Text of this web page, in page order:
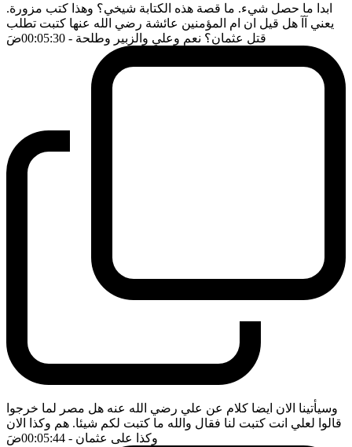
ابدا ما حصل شيء. ما قصة هذه الكتابة شيخي؟ وهذا كتب مزورة.
يعني آآ هل قيل ان ام المؤمنين عائشة رضي الله عنها كتبت تطلب
قتل عثمان؟ نعم وعلي والزبير وطلحة - 00:05:30 ضَ
وسيأتينا الان ايضا كلام عن علي رضي الله عنه هل مصر لما خرجوا
قالوا لعلي انت كتبت لنا فقال والله ما كتبت لكم شيئا. هم وكذا الان
وكذا على عثمان - 00:05:44 ضَ